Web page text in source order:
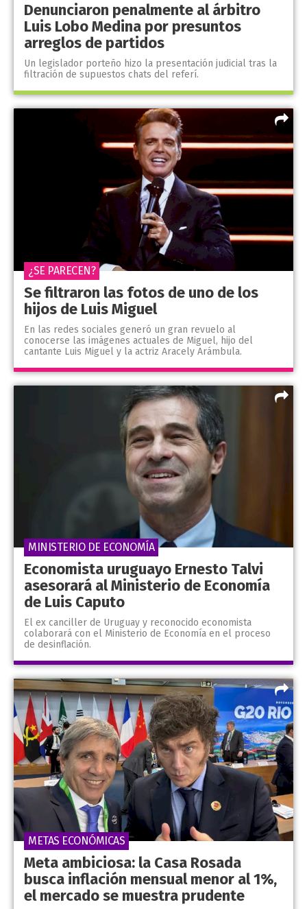
Denunciaron penalmente al árbitro
Luis Lobo Medina por presuntos
arreglos de partidos
Un legislador porteño hizo la presentación judicial tras la
filtración de supuestos chats del referí.
Se filtraron las fotos de uno de los
hijos de Luis Miguel
En las redes sociales generó un gran revuelo al
conocerse las imágenes actuales de Miguel, hijo del
cantante Luis Miguel y la actriz Aracely Arámbula.
¿SE PARECEN?
Economista uruguayo Ernesto Talvi
asesorará al Ministerio de Economía
de Luis Caputo
El ex canciller de Uruguay y reconocido economista
colaborará con el Ministerio de Economía en el proceso
de desinflación.
MINISTERIO DE ECONOMÍA
Meta ambiciosa: la Casa Rosada
busca inflación mensual menor al 1%,
el mercado se muestra prudente
METAS ECONÓMICAS